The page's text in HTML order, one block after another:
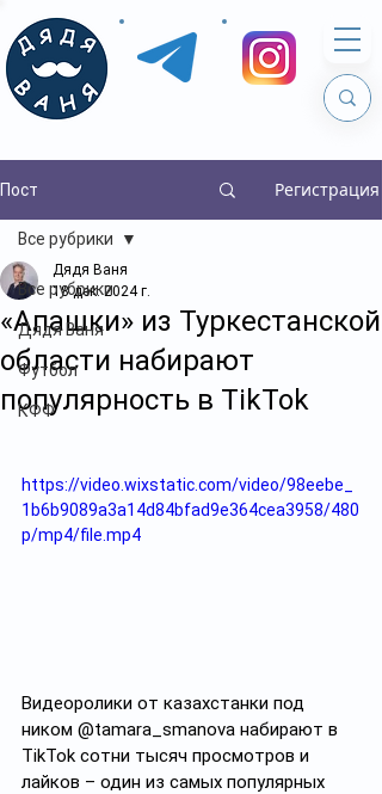
Пост Регистрация
Все рубрики
Дядя Ваня
Футбол
КФФ
Все рубрики
«Апашки» из Туркестанской
области набирают
популярность в TikTok
Дядя Ваня
18 дек. 2024 г.
https://video.wixstatic.com/video/98eebe_
1b6b9089a3a14d84bfad9e364cea3958/480
p/mp4/file.mp4
Видеоролики от казахстанки под
ником @tamara_smanova набирают в
TikTok сотни тысяч просмотров и
лайков – один из самых популярных